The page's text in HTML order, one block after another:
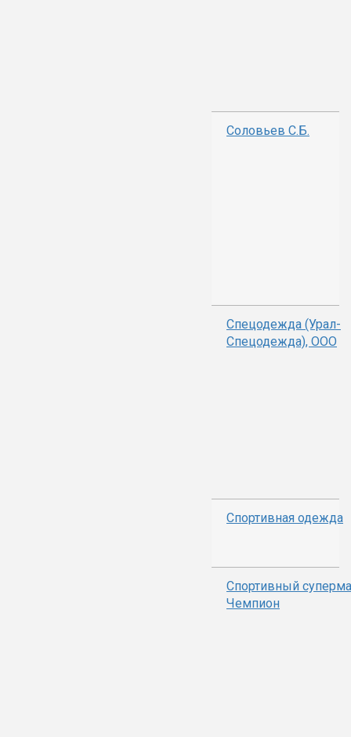
Соловьев С.Б.
Спецодежда (Урал-
Спецодежда), ООО
Спортивная одежда
Спортивный
Чемпион